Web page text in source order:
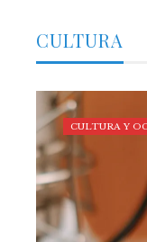
CULTURA
CULTURA Y